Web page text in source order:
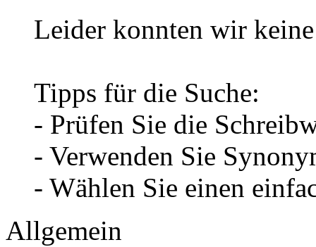
Leider konnten wir
Tipps für die Suche:
- Prüfen Sie die
- Verwenden Sie
- Wählen Sie einen
Allgemein